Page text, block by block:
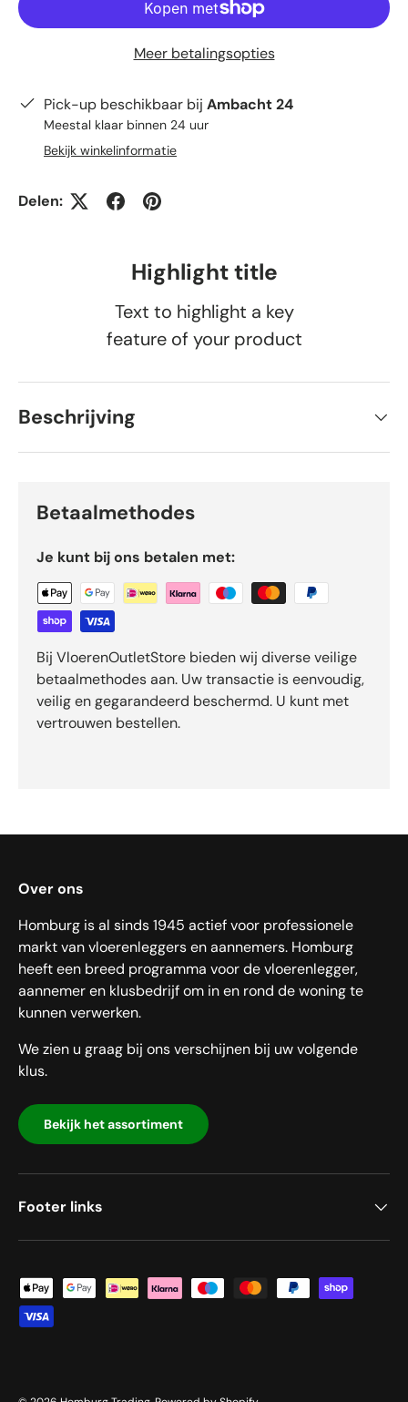
Meer betalingsopties
Pick-up beschikbaar bij Ambacht 24
Meestal klaar binnen 24 uur
Bekijk winkelinformatie
Delen:
Highlight title
Text to highlight a key
feature of your product
Beschrijving
Betaalmethodes
Je kunt bij ons betalen met:
Bij VloerenOutletStore bieden wij diverse veilige
betaalmethodes aan. Uw transactie is eenvoudig,
veilig en gegarandeerd beschermd. U kunt met
vertrouwen bestellen.
Over ons
Homburg is al sinds 1945 actief voor professionele
markt van vloerenleggers en aannemers. Homburg
heeft een breed programma voor de vloerenlegger,
aannemer en klusbedrijf om in en rond de woning te
kunnen verwerken.
We zien u graag bij ons verschijnen bij uw volgende
klus.
Bekijk het assortiment
Footer links
Geaccepteerde betaalmethoden